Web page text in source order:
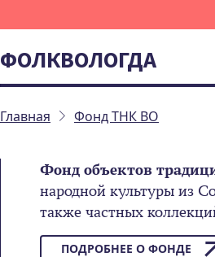
ФОЛКВОЛОГДА
Главная Фонд ТНК ВО
Фонд объектов
народной культуры из
также частных
ПОДРОБНЕЕ О ФОНДЕ